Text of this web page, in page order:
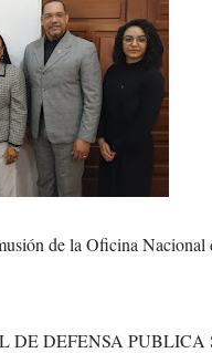
de la Oficina Nacional
DE DEFENSA